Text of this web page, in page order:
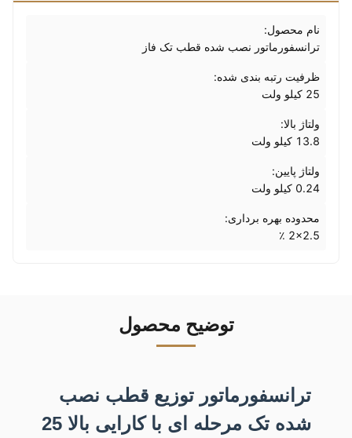
نام محصول:
ترانسفورماتور نصب شده قطب تک فاز
ظرفیت رتبه بندی شده:
25 کیلو ولت
ولتاژ بالا:
13.8 کیلو ولت
ولتاژ پایین:
0.24 کیلو ولت
محدوده بهره برداری:
2x2.5 ٪
توضیح محصول
ترانسفورماتور توزیع قطب نصب
شده تک مرحله ای با کارایی بالا 25